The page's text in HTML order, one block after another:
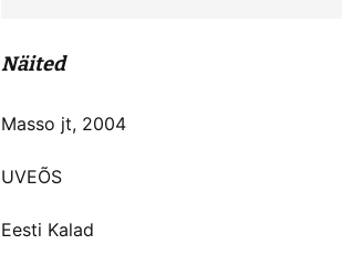
Näited
Masso jt, 2004
UVEÕS
Eesti Kalad